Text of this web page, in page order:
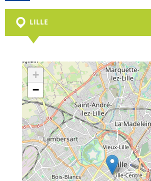
LILLE
+
−